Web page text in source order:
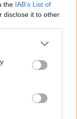
the IAB’s List of
disclose it to other
Este mes